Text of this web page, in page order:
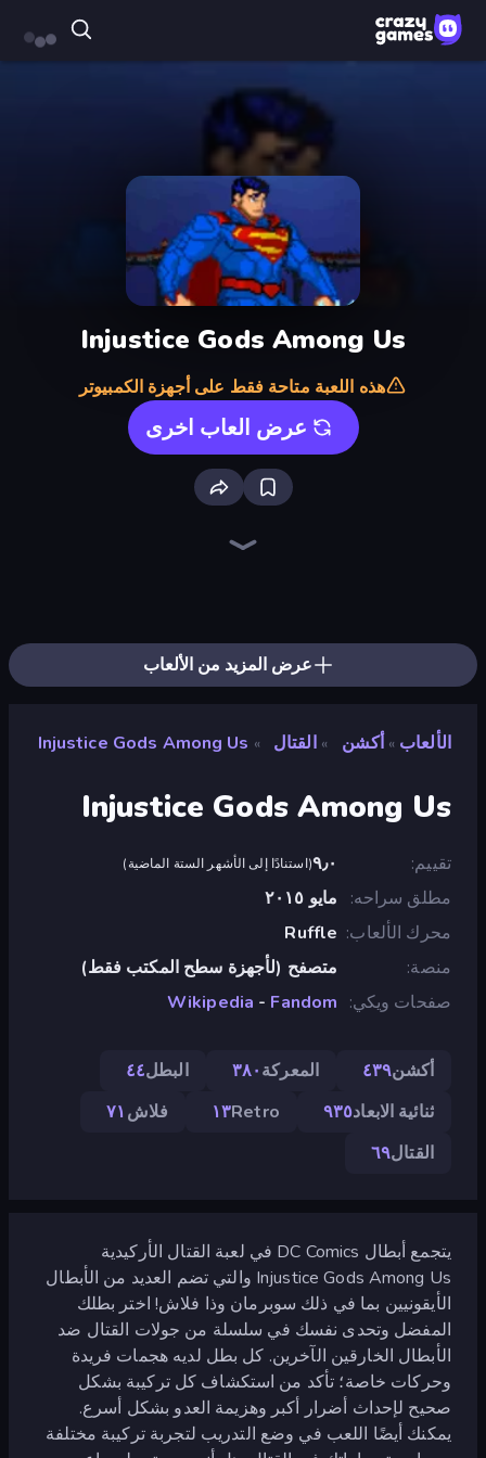
Injustice Gods Among Us
هذه اللعبة متاحة فقط على أجهزة الكمبيوتر
عرض العاب اخرى
عرض المزيد من الألعاب
الألعاب » أكشن » القتال »
Injustice Gods Among Us
Injustice Gods Among Us
تقييم ٩٫٠(استنادًا إلى الأشهر الستة الماضية)
مطلق سراحه
مايو ٢٠١٥
محرك الألعاب Ruffle
منصة
متصفح (لأجهزة سطح المكتب فقط)
صفحات ويكي
Wikipedia - Fandom
أكشن٤٣٩ المعركة٣٨٠ البطل٤٤
ثنائية الابعاد٩٣٥ Retro١٣ فلاش٧١
القتال٦٩
يتجمع أبطال DC Comics في لعبة القتال الأركيدية
Injustice Gods Among Us والتي تضم العديد من الأبطال
الأيقونيين بما في ذلك سوبرمان وذا فلاش! اختر بطلك
المفضل وتحدى نفسك في سلسلة من جولات القتال ضد
الأبطال الخارقين الآخرين. كل بطل لديه هجمات فريدة
وحركات خاصة؛ تأكد من استكشاف كل تركيبة بشكل
صحيح لإحداث أضرار أكبر وهزيمة العدو بشكل أسرع.
يمكنك أيضًا اللعب في وضع التدريب لتجربة تركيبة مختلفة